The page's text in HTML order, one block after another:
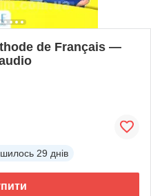
de Français —
29 днів